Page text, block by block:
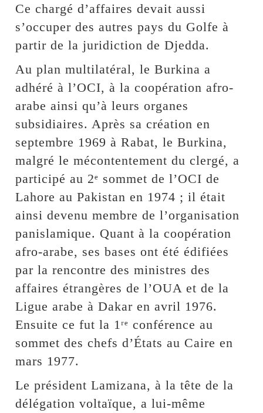
Ce chargé d’affaires devait aussi
s’occuper des autres pays du Golfe à
partir de la juridiction de Djedda.
Au plan multilatéral, le Burkina a
adhéré à l’OCI, à la coopération afro-
arabe ainsi qu’à leurs organes
subsidiaires. Après sa création en
septembre 1969 à Rabat, le Burkina,
malgré le mécontentement du clergé, a
participé au 2ᵉ sommet de l’OCI de
Lahore au Pakistan en 1974 ; il était
ainsi devenu membre de l’organisation
panislamique. Quant à la coopération
afro-arabe, ses bases ont été édifiées
par la rencontre des ministres des
affaires étrangères de l’OUA et de la
Ligue arabe à Dakar en avril 1976.
Ensuite ce fut la 1ʳᵉ conférence au
sommet des chefs d’États au Caire en
mars 1977.
Le président Lamizana, à la tête de la
délégation voltaïque, a lui-même